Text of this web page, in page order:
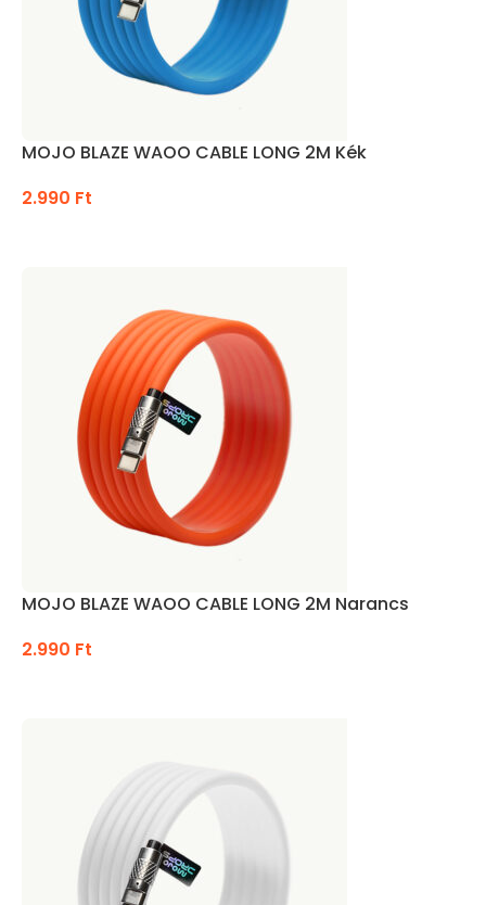
MOJO BLAZE WAOO CABLE LONG 2M Kék
2.990 Ft
MOJO BLAZE WAOO CABLE LONG 2M Narancs
2.990 Ft